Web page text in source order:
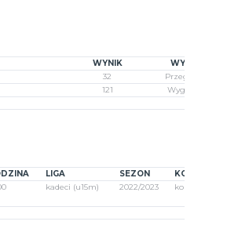
WYNIK
WYNIK
32
Przegrana
121 Wygrana
LIGA SEZON
KOLEJKA
kadeci (u15m) 2022/2023 kolejka 9